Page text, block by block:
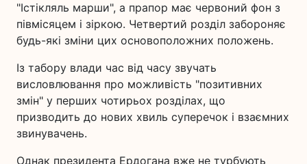
"Істікляль марши", а прапор має червоний фон з
півмісяцем і зіркою. Четвертий розділ забороняє
будь-які зміни цих основоположних положень.
Із табору влади час від часу звучать
висловлювання про можливість "позитивних
змін" у перших чотирьох розділах, що
призводить до нових хвиль суперечок і взаємних
звинувачень.
Однак президента Ердогана вже не турбують